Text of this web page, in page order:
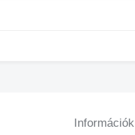
Információk